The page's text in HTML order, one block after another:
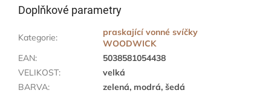
Doplňkové parametry
Kategorie:
praskající vonné svíčky
WOODWICK
EAN:
5038581054438
VELIKOST:
velká
BARVA:
zelená, modrá, šedá